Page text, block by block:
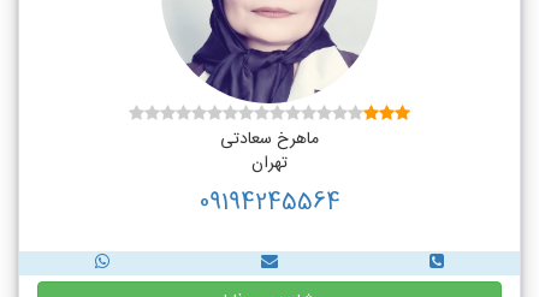
ماهرخ سعادتی
تهران
09194245564